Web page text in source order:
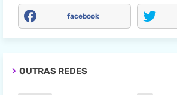
facebook
OUTRAS REDES